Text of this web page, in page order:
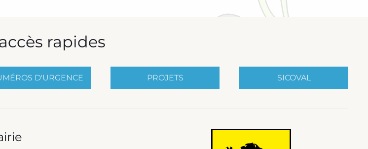
rapides
D'URGENCE PROJETS SICOVAL